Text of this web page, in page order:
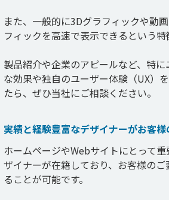
また、一般的に3Dグラフィックや動
フィックを高速で表示できるという
製品紹介や企業のアピールなど、特
な効果や独自のユーザー体験（UX）
実績と経験豊富なデザイナーがお客
ホームページやWebサイトにとって
ザイナーが在籍しており、お客様の
ることが可能です。